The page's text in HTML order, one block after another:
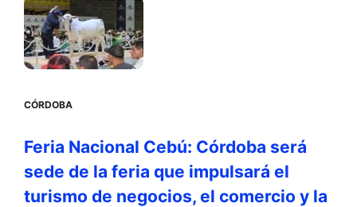
CÓRDOBA
Feria Nacional Cebú: Córdoba será
sede de la feria que impulsará el
turismo de negocios, el comercio y la